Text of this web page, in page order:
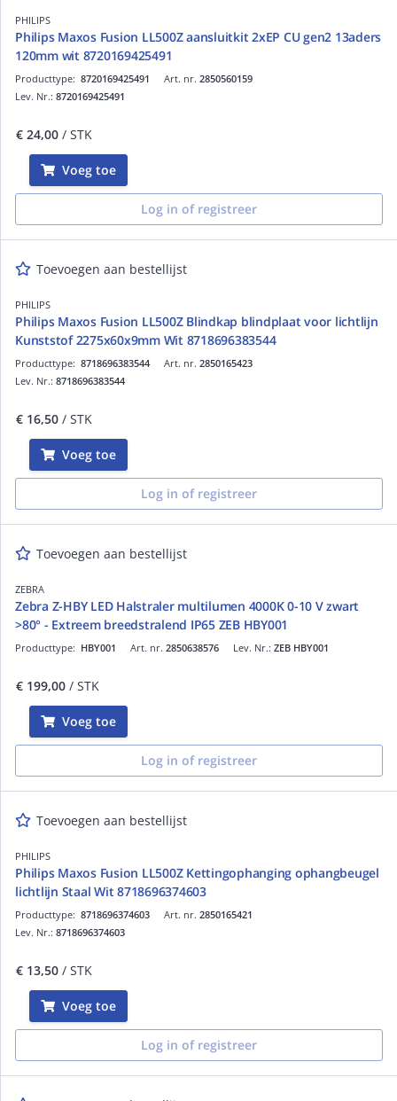
PHILIPS
Philips Maxos Fusion LL500Z aansluitkit 2xEP CU gen2 13aders
120mm wit 8720169425491
Art. nr. 2850560159
Producttype: 8720169425491
Lev. Nr.: 8720169425491
€ 24,00 / STK
Voeg toe
Log in of registreer
Toevoegen aan bestellijst
PHILIPS
Philips Maxos Fusion LL500Z Blindkap blindplaat voor lichtlijn
Kunststof 2275x60x9mm Wit 8718696383544
Art. nr. 2850165423
Producttype: 8718696383544
Lev. Nr.: 8718696383544
€ 16,50 / STK
Voeg toe
Log in of registreer
Toevoegen aan bestellijst
ZEBRA
Zebra Z-HBY LED Halstraler multilumen 4000K 0-10 V zwart
>80° - Extreem breedstralend IP65 ZEB HBY001
Art. nr. 2850638576
Producttype: HBY001 Lev. Nr.: ZEB HBY001
€ 199,00 / STK
Voeg toe
Log in of registreer
Toevoegen aan bestellijst
PHILIPS
Philips Maxos Fusion LL500Z Kettingophanging ophangbeugel
lichtlijn Staal Wit 8718696374603
Art. nr. 2850165421
Producttype: 8718696374603
Lev. Nr.: 8718696374603
€ 13,50 / STK
Voeg toe
Log in of registreer